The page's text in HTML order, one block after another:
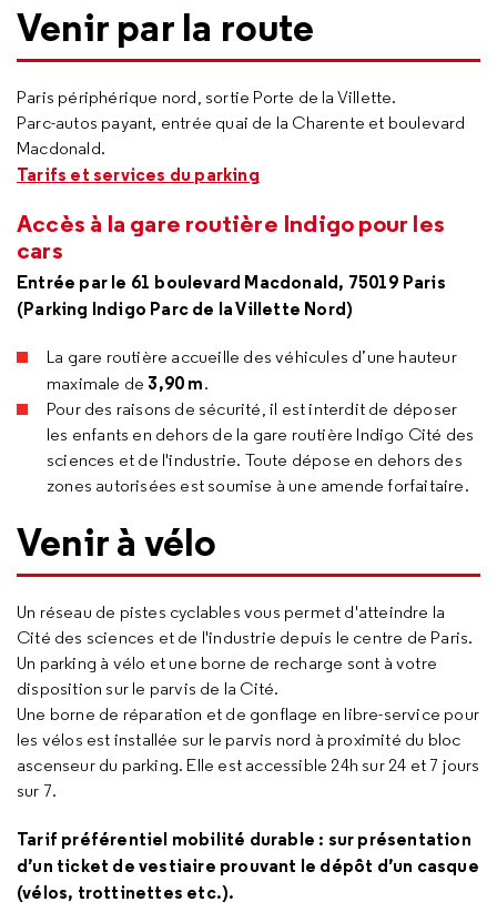
Venir par la route
Paris périphérique nord, sortie Porte de la Villette.
Parc-autos payant, entrée quai de la Charente et boulevard
Macdonald.
Tarifs et services du parking
Accès à la gare routière Indigo pour les
cars
Entrée par le 61 boulevard Macdonald, 75019 Paris
(Parking Indigo Parc de la Villette Nord)
La gare routière accueille des véhicules d’une hauteur
maximale de 3,90 m.
Pour des raisons de sécurité, il est interdit de déposer
les enfants en dehors de la gare routière Indigo Cité des
sciences et de l'industrie. Toute dépose en dehors des
zones autorisées est soumise à une amende forfaitaire.
Venir à vélo
Un réseau de pistes cyclables vous permet d'atteindre la
Cité des sciences et de l'industrie depuis le centre de Paris.
Un parking à vélo et une borne de recharge sont à votre
disposition sur le parvis de la Cité.
Une borne de réparation et de gonflage en libre-service pour
les vélos est installée sur le parvis nord à proximité du bloc
ascenseur du parking. Elle est accessible 24h sur 24 et 7 jours
sur 7.
Tarif préférentiel mobilité durable : sur présentation
d’un ticket de vestiaire prouvant le dépôt d’un casque
(vélos, trottinettes etc.).